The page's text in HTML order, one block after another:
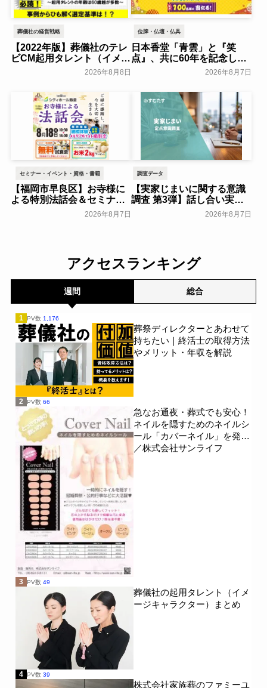
葬儀社の経営戦略
【2022年版】葬儀社のテレ
ビCM起用タレント（イメー
ジキャラクター）まとめ
2026年8月8日
位牌・仏壇・仏具
日本香堂「青雲」と『笑
点』、共に60年を記念した
初コラボ！オリジナルグッ
ンを実施～日本香堂～
一般公開
2026年8月7日
セミナー・イベント・資格・書籍
【福岡市早良区】お寺様に
よる特別法話会＆セミナー
特典「無料試食会」を8月
18日(月)にシティホール飯
2026年8月7日
調査データ
【実家じまいに関する意識
調査 第3弾】話し合い実施
率は29.5％で前回から低
下。「大相続時代」でも家
2026年8月7日
アクセスランキング
週間 総合
1 PV数 1,176
葬祭ディレクターとあわせて
持ちたい｜終活士の取得方法
やメリット・年収を解説
2 PV数 66
急なお通夜・葬式でも安心！
ネイルを隠すためのネイルシ
ール「カバーネイル」を発売
／株式会社サンライフ
3 PV数 49
葬儀社の起用タレント（イメ
ージキャラクター）まとめ
4 PV数 39
株式会社家族葬のファミーユ